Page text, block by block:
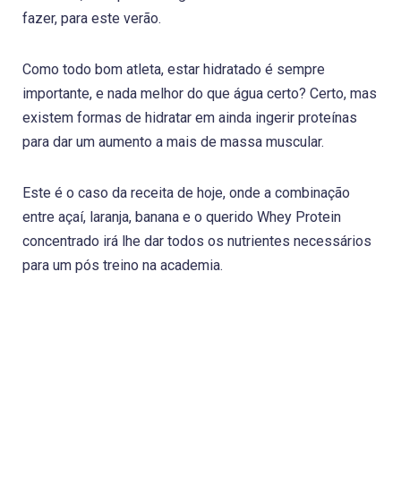
fazer, para este verão.
Como todo bom atleta, estar hidratado é sempre
importante, e nada melhor do que água certo? Certo, mas
existem formas de hidratar em ainda ingerir proteínas
para dar um aumento a mais de massa muscular.
Este é o caso da receita de hoje, onde a combinação
entre açaí, laranja, banana e o querido Whey Protein
concentrado irá lhe dar todos os nutrientes necessários
para um pós treino na academia.